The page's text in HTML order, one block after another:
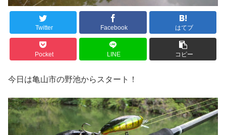
Twitter Facebook はてブ
Pocket LINE コピー
今日は亀山市の野池からスタート！